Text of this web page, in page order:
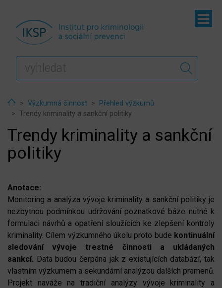
HomeVýzkumná činnost
Přehled výzkumů
Trendy kriminality a sankční politiky
Trendy kriminality a sankční
politiky
Anotace:
Monitoring a analýza vývoje kriminality a sankční politiky je
nezbytnou podmínkou udržování poznatkové báze nutné k
formulaci návrhů a opatření sloužících ke zlepšení kontroly
kriminality. Cílem výzkumného úkolu proto bude kontinuální
sledování vývoje trestné činnosti a ukládaných
sankcí. Data budou čerpána jak z existujících databází, tak
vlastním výzkumem a sekundární analýzou dalších pramenů.
Projekt naváže na tradiční analýzy vývoje kriminality a